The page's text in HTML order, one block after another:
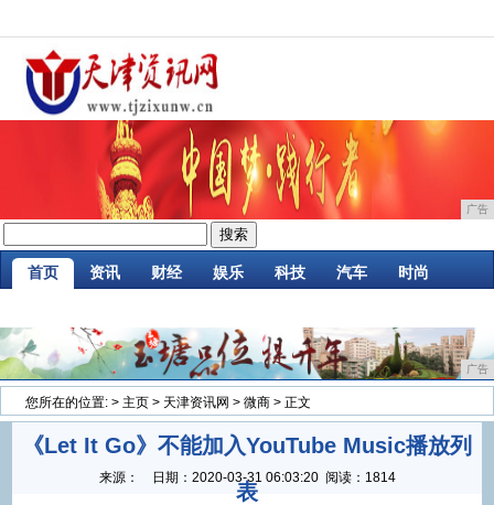
广告
首页 资讯 财经 娱乐 科技 汽车 时尚
广告
您所在的位置: > 主页 > 天津资讯网 > 微商 > 正文
《Let It Go》不能加入YouTube Music播放列
表
来源： 日期： 2020-03-31 06:03:20 阅读：1814